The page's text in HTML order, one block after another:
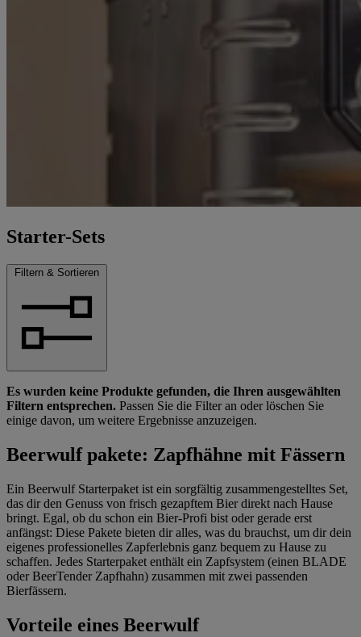
Starter-Sets
Filtern & Sortieren
Es wurden keine Produkte gefunden, die Ihren ausgewählten
Filtern entsprechen. Passen Sie die Filter an oder löschen Sie
einige davon, um weitere Ergebnisse anzuzeigen.
Beerwulf pakete: Zapfhähne mit Fässern
Ein Beerwulf Starterpaket ist ein sorgfältig zusammengestelltes Set,
das dir den Genuss von frisch gezapftem Bier direkt nach Hause
bringt. Egal, ob du schon ein Bier-Profi bist oder gerade erst
anfängst: Diese Pakete bieten dir alles, was du brauchst, um dir dein
eigenes professionelles Zapferlebnis ganz bequem zu Hause zu
schaffen. Jedes Starterpaket enthält ein Zapfsystem (einen BLADE
oder BeerTender Zapfhahn) zusammen mit zwei passenden
Bierfässern.
Vorteile eines Beerwulf